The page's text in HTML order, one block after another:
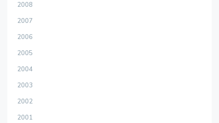
2008
2007
2006
2005
2004
2003
2002
2001